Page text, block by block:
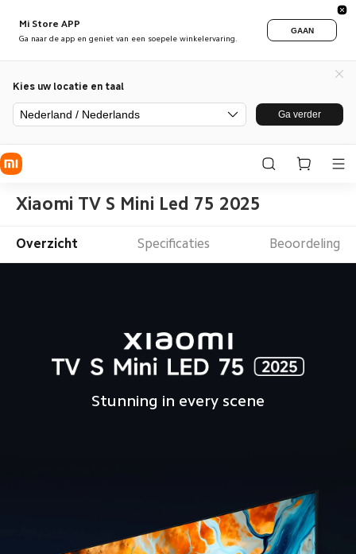
Mi Store APP
Ga naar de app en geniet van een soepele winkelervaring.
GAAN
Kies uw locatie en taal
Nederland / Nederlands Ga verder
Xiaomi TV S Mini Led 75 2025
Overzicht Specificaties Beoordeling
Stunning in every scene